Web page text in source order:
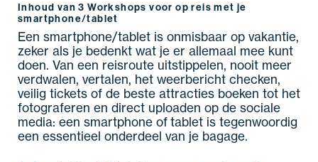
Inhoud van 3 Workshops voor op reis met je
smartphone/tablet
Een smartphone/tablet is onmisbaar op vakantie,
zeker als je bedenkt wat je er allemaal mee kunt
doen. Van een reisroute uitstippelen, nooit meer
verdwalen, vertalen, het weerbericht checken,
veilig tickets of de beste attracties boeken tot het
fotograferen en direct uploaden op de sociale
media: een smartphone of tablet is tegenwoordig
een essentieel onderdeel van je bagage.